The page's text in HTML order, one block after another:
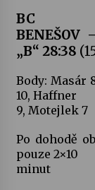
BC
„B“ 28:38
Body: Masár
10, Haffner
9, Motejlek 7
Po dohodě
pouze 2×10
minut